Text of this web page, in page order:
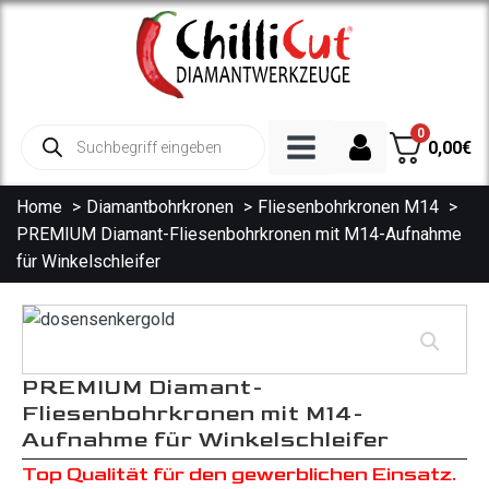
Products
search
Diamanttrennscheiben
Trennscheibe Beton
Trennscheibe Granit
Spezialscheiben
Trennscheibe Asphalt
Diamantbohrkronen
0
0,00€
Home Diamantbohrkronen
Fliesenbohrkronen M14
PREMIUM Diamant-Fliesenbohrkronen mit M14-Aufnahme
für Winkelschleifer
PREMIUM Diamant-
Fliesenbohrkronen mit M14-
Aufnahme für Winkelschleifer
Top Qualität für den gewerblichen Einsatz.